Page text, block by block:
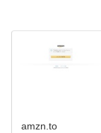
amzn.to